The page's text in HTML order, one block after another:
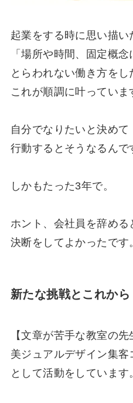
起業をする時に思い描い
「場所や時間、固定概念
とらわれない働き方をし
これが順調に叶っていま
自分でなりたいと決めて
行動するとそうなる んで
しかもたった3年で。
ホント、会社員を辞める
決断をしてよかったです
新たな挑戦とこれから
【文章が苦手な教室の
美ジュアルデザイン集客
として活動をしています